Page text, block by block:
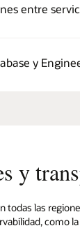
entre
y
y
las